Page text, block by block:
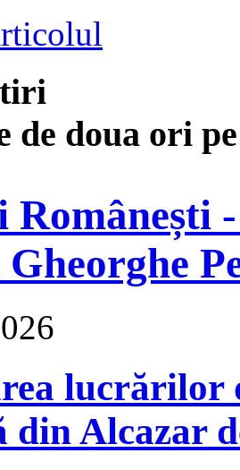
de doua ori
Românești
lucrărilor
din Alcazar